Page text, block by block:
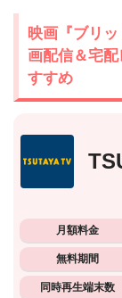
映画『ブリ
画配信＆宅配
すすめ
月額料金
無料期間
同時再生端末数